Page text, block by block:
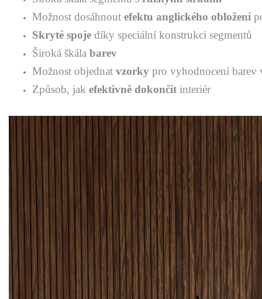
Možnost dosáhnout efektu anglického obložení
Skryté spoje díky speciální konstrukci segmentů
Široká škála barev
Možnost objednat vzorky pro vyhodnocení barev
Způsob, jak efektivně dokončit interiér